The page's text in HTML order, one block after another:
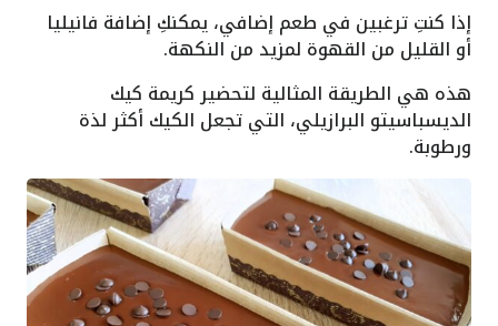
إذا كنتِ ترغبين في طعم إضافي، يمكنكِ إضافة فانيليا
أو القليل من القهوة لمزيد من النكهة.
هذه هي الطريقة المثالية لتحضير كريمة كيك
الديسباسيتو البرازيلي، التي تجعل الكيك أكثر لذة
ورطوبة.